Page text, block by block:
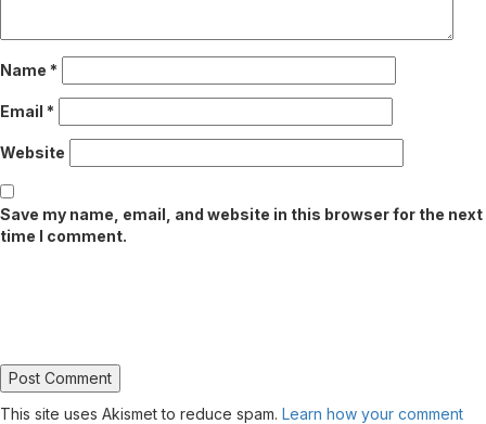
Name *
Email *
Website
Save my name, email, and website in this browser for the next
time I comment.
This site uses Akismet to reduce spam. Learn how your comment